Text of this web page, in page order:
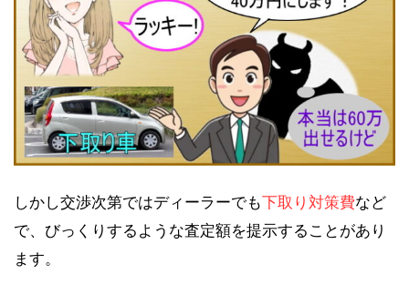
しかし交渉次第ではディーラーでも下取り対策費など
で、びっくりするような査定額を提示することがあり
ます。